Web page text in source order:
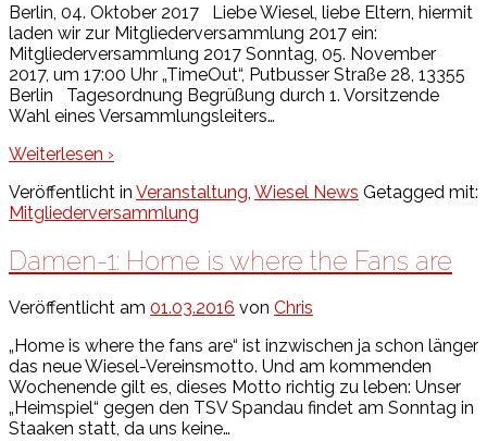
Berlin, 04. Oktober 2017 Liebe Wiesel, liebe Eltern, hiermit
laden wir zur Mitgliederversammlung 2017 ein:
Mitgliederversammlung 2017 Sonntag, 05. November
2017, um 17:00 Uhr „TimeOut“, Putbusser Straße 28, 13355
Berlin Tagesordnung Begrüßung durch 1. Vorsitzende
Wahl eines Versammlungsleiters…
Weiterlesen ›
Veröffentlicht in Veranstaltung Wiesel News Getagged mit:
Mitgliederversammlung
Damen-1: Home is where the Fans are
Veröffentlicht am 01.03.2016 von Chris
„Home is where the fans are“ ist inzwischen ja schon länger
das neue Wiesel-Vereinsmotto. Und am kommenden
Wochenende gilt es, dieses Motto richtig zu leben: Unser
„Heimspiel“ gegen den TSV Spandau findet am Sonntag in
Staaken statt, da uns keine…